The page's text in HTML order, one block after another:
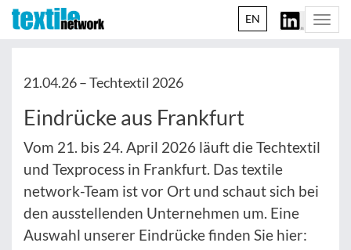
EN
21.04.26 –Techtextil 2026
Eindrücke aus Frankfurt
Vom 21. bis 24. April 2026 läuft die Techtextil
und Texprocess in Frankfurt. Das textile
network-Team ist vor Ort und schaut sich bei
den ausstellenden Unternehmen um. Eine
Auswahl unserer Eindrücke finden Sie hier: